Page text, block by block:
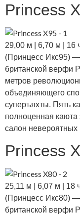
Princess
29,00 м | 6,70 м | 16
(Принцесс Икс95)
британской верфи
метров
объединяющего
суперъяхты. Пять
полноценная
салон
Princess
25,11 м | 6,07 м | 18
(Принцесс Икс80)
британской верфи